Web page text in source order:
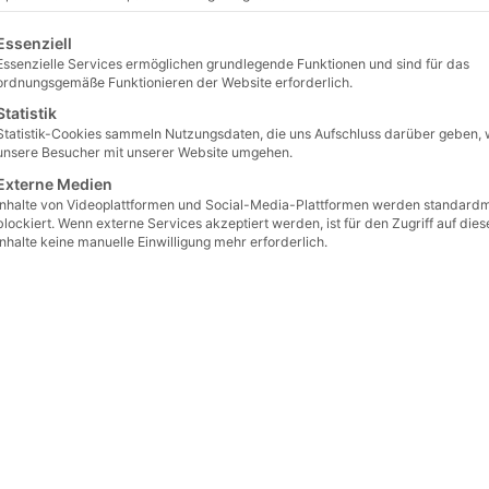
/Basalt Edel
€14,90
Preis/Stück ab
Preis/Stück
Preis/Stück
eine Liste der Service-Gruppen, für die eine
Services ermöglichen grundlegende Funktionen und sind für das
Funktionieren der Website erforderlich.
Cookies sammeln Nutzungsdaten, die uns Aufschluss darüber geben,
Besucher mit unserer Website umgehen.
Medien
von Videoplattformen und Social-Media-Plattformen werden
Wenn externe Services akzeptiert werden, ist für den Zugriff auf
keine manuelle Einwilligung mehr erforderlich.